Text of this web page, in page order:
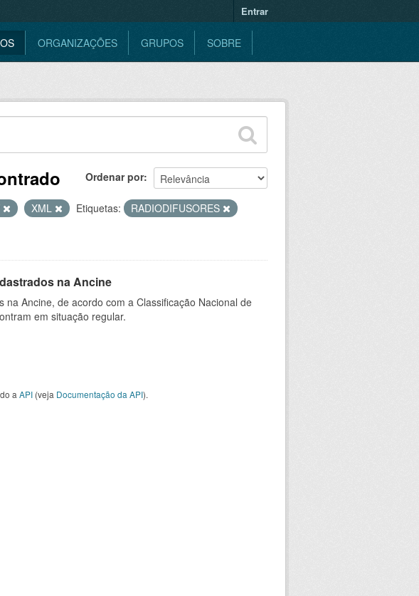
Entrar
ORGANIZAÇÕES GRUPOS SOBRE
Ordenar por
XML Etiquetas:
RADIODIFUSORES
na Ancine
Ancine, de acordo com a Classificação Nacional de
em situação regular.
a API (veja Documentação da API).